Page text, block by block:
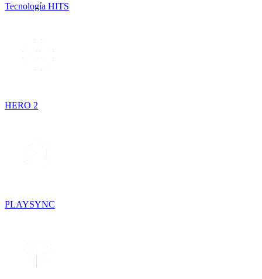
Tecnología HITS
HERO 2
PLAYSYNC